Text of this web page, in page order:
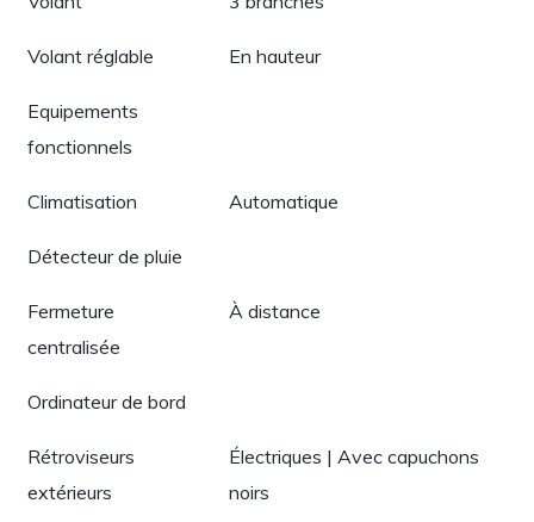
Volant réglable En hauteur
Equipements
fonctionnels
Climatisation Automatique
Détecteur de pluie
Fermeture
centralisée
À distance
Ordinateur de bord
Rétroviseurs
extérieurs
Électriques | Avec capuchons
noirs